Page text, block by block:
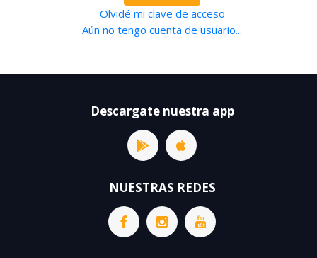
Olvidé mi clave de acceso
Aún no tengo cuenta de usuario...
Descargate nuestra app
NUESTRAS REDES